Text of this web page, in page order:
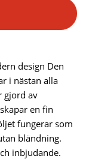
design Den
i nästan alla
gjord av
en fin
fungerar som
bländning.
inbjudande.